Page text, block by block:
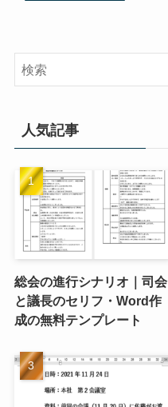
人気記事
総会の進行シナリオ｜司会
と議長のセリフ・Word作
成の無料テンプレート